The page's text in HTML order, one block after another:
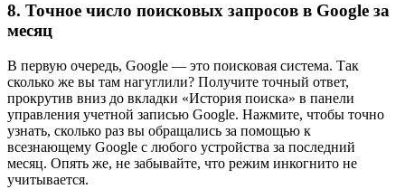
8. Точное число поисковых запросов в Google за
месяц
В первую очередь, Google — это поисковая система. Так
сколько же вы там нагуглили? Получите точный ответ,
прокрутив вниз до вкладки «История поиска» в панели
управления учетной записью Google. Нажмите, чтобы точно
узнать, сколько раз вы обращались за помощью к
всезнающему Google с любого устройства за последний
месяц. Опять же, не забывайте, что режим инкогнито не
учитывается.